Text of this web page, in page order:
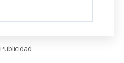
Publicidad